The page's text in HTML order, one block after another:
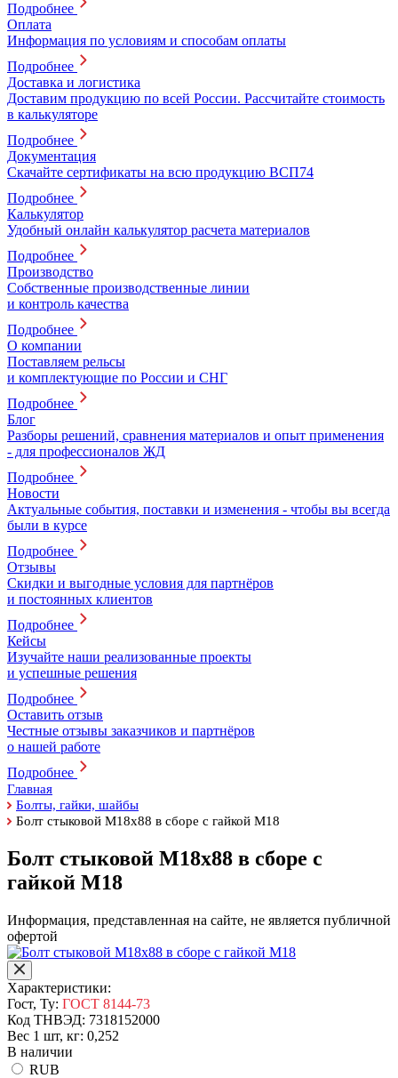
Подробнее
Оплата
Информация по условиям и способам оплаты
Подробнее
Доставка и логистика
Доставим продукцию по всей России. Рассчитайте стоимость
в калькуляторе
Подробнее
Документация
Скачайте сертификаты на всю продукцию ВСП74
Подробнее
Калькулятор
Удобный онлайн калькулятор расчета материалов
Подробнее
Производство
Собственные производственные линии
и контроль качества
Подробнее
О компании
Поставляем рельсы
и комплектующие по России и СНГ
Подробнее
Блог
Разборы решений, сравнения материалов и опыт применения
- для профессионалов ЖД
Подробнее
Новости
Актуальные события, поставки и изменения - чтобы вы всегда
были в курсе
Подробнее
Отзывы
Скидки и выгодные условия для партнёров
и постоянных клиентов
Подробнее
Кейсы
Изучайте наши реализованные проекты
и успешные решения
Подробнее
Оставить отзыв
Честные отзывы заказчиков и партнёров
о нашей работе
Подробнее
Главная
Болты, гайки, шайбы
Болт стыковой М18х88 в сборе с гайкой М18
Болт стыковой М18х88 в сборе с
гайкой М18
Информация, представленная на сайте, не является публичной
офертой
Характеристики:
Гост, Ту: ГОСТ 8144-73
Код ТНВЭД: 7318152000
Вес 1 шт, кг: 0,252
В наличии
RUB